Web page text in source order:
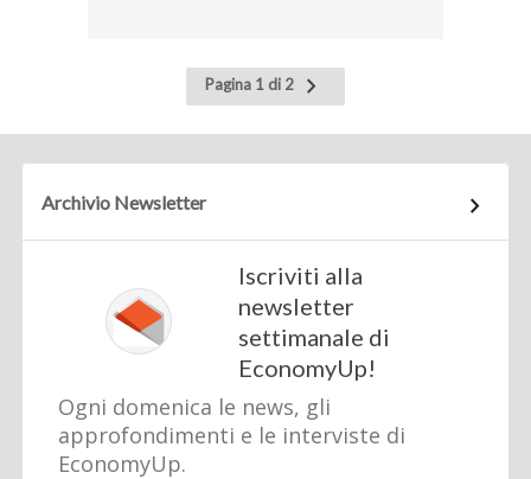
Pagina 1 di 2
Pagina
successiva
Archivio Newsletter
Iscriviti alla
newsletter
settimanale di
EconomyUp!
Ogni domenica le news, gli
approfondimenti e le interviste di
EconomyUp.